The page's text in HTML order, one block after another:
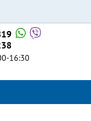
16:30